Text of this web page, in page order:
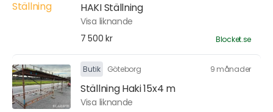
HAKI Ställning
Visa liknande
7 500 kr
Blocket.se
Butik Göteborg 9 månader
Ställning Haki 15x4 m
Visa liknande